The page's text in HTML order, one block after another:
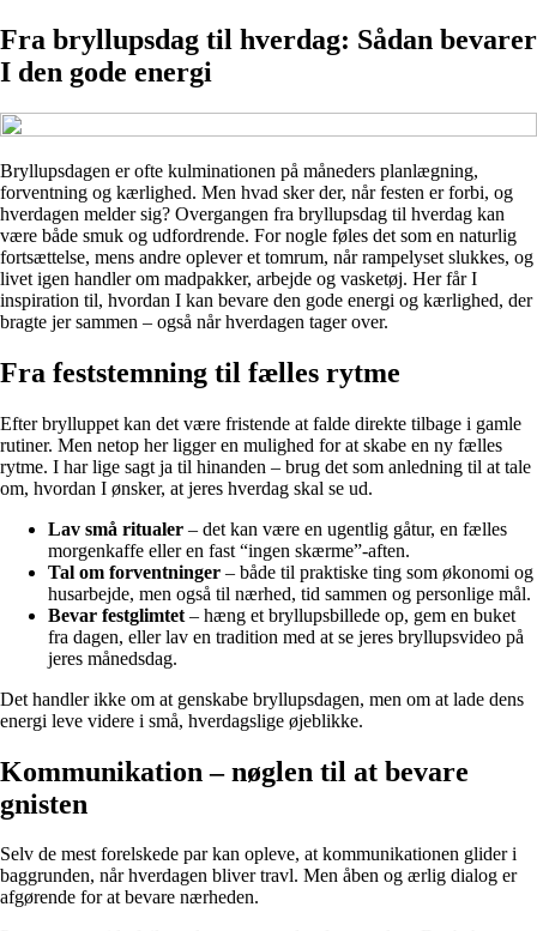
Fra bryllupsdag til hverdag: Sådan bevarer
I den gode energi
Bryllupsdagen er ofte kulminationen på måneders planlægning,
forventning og kærlighed. Men hvad sker der, når festen er forbi, og
hverdagen melder sig? Overgangen fra bryllupsdag til hverdag kan
være både smuk og udfordrende. For nogle føles det som en naturlig
fortsættelse, mens andre oplever et tomrum, når rampelyset slukkes, og
livet igen handler om madpakker, arbejde og vasketøj. Her får I
inspiration til, hvordan I kan bevare den gode energi og kærlighed, der
bragte jer sammen – også når hverdagen tager over.
Fra feststemning til fælles rytme
Efter brylluppet kan det være fristende at falde direkte tilbage i gamle
rutiner. Men netop her ligger en mulighed for at skabe en ny fælles
rytme. I har lige sagt ja til hinanden – brug det som anledning til at tale
om, hvordan I ønsker, at jeres hverdag skal se ud.
Lav små ritualer – det kan være en ugentlig gåtur, en fælles
morgenkaffe eller en fast “ingen skærme”-aften.
Tal om forventninger – både til praktiske ting som økonomi og
husarbejde, men også til nærhed, tid sammen og personlige mål.
Bevar festglimtet – hæng et bryllupsbillede op, gem en buket
fra dagen, eller lav en tradition med at se jeres bryllupsvideo på
jeres månedsdag.
Det handler ikke om at genskabe bryllupsdagen, men om at lade dens
energi leve videre i små, hverdagslige øjeblikke.
Kommunikation – nøglen til at bevare
gnisten
Selv de mest forelskede par kan opleve, at kommunikationen glider i
baggrunden, når hverdagen bliver travl. Men åben og ærlig dialog er
afgørende for at bevare nærheden.